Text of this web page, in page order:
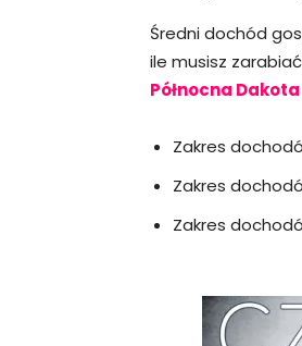
Średni dochód
ile musisz
Północna Dakota
Zakres
Zakres
Zakres